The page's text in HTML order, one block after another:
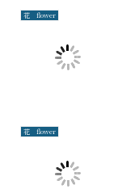
花 flower
花 flower